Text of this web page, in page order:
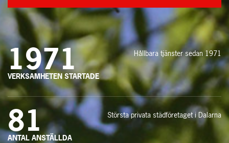
1971
VERKSAMHETEN STARTADE
Hållbara tjänster sedan 1971
81
ANTAL ANSTÄLLDA
Största privata städföretaget i Dalarna